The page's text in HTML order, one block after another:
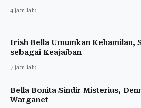
4 jam lalu
Irish Bella Umumkan Kehamilan,
sebagai Keajaiban
7 jam lalu
Bella Bonita Sindir Misterius,
Warganet